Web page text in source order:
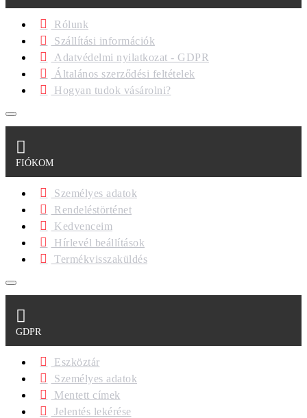
Rólunk
Szállítási információk
Adatvédelmi nyilatkozat - GDPR
Általános szerződési feltételek
Hogyan tudok vásárolni?
FIÓKOM
Személyes adatok
Rendeléstörténet
Kedvenceim
Hírlevél beállítások
Termékvisszaküldés
GDPR
Eszköztár
Személyes adatok
Mentett címek
Jelentés lekérése